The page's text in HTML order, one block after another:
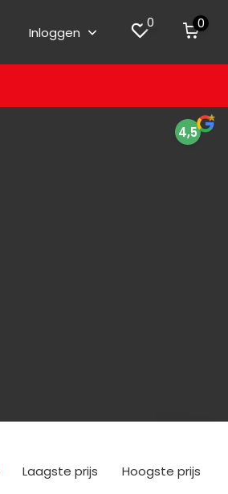
Inloggen
0 0
4,5
Laagste prijs Hoogste prijs